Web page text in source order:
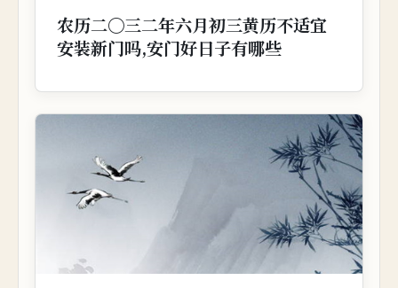
农历二〇三二年六月初三黄历不适宜
安装新门吗,安门好日子有哪些